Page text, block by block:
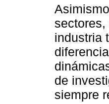
industria
de
siempre